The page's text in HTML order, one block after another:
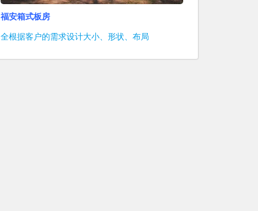
福安箱式板房
全根据客户的需求设计大小、形状、布局